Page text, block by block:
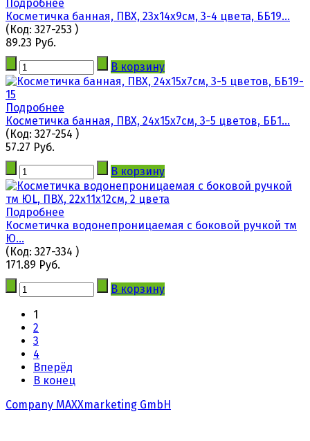
Подробнее
Косметичка банная, ПВХ, 23х14х9см, 3-4 цвета, ББ19...
(Код: 327-253 )
89.23 Руб.
В корзину
Подробнее
Косметичка банная, ПВХ, 24х15х7см, 3-5 цветов, ББ1...
(Код: 327-254 )
57.27 Руб.
В корзину
Подробнее
Косметичка водонепроницаемая с боковой ручкой тм
Ю...
(Код: 327-334 )
171.89 Руб.
В корзину
1
2
3
4
Вперёд
В конец
Company MAXXmarketing GmbH